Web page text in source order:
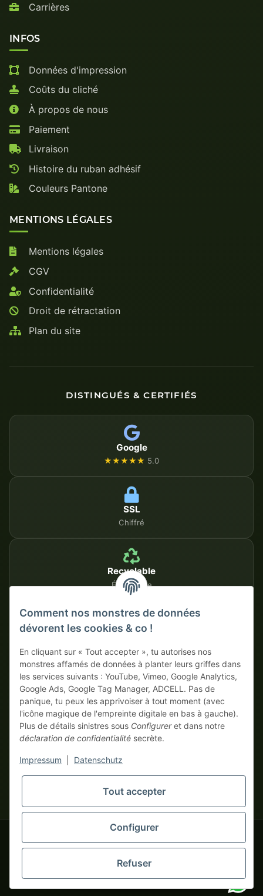
Carrières
INFOS
Données d'impression
Coûts du cliché
À propos de nous
Paiement
Livraison
Histoire du ruban adhésif
Couleurs Pantone
MENTIONS LÉGALES
Mentions légales
CGV
Confidentialité
Droit de rétractation
Plan du site
DISTINGUÉS & CERTIFIÉS
Google
★★★★★ 5.0
SSL
Chiffré
Recyclable
Écologique
MÉTHODES DE PAIEMENT SÉCURISÉES
Sur facture Paiement anticipé avec escompte
vrais monstres business commandent ! Vente uniquement aux
entrepreneurs (§ 14 BGB), aucun client particulier (§ 13 BGB).
Les prix en devises étrangères sont indicatifs et se basent sur le
taux de change actuel. La devise contractuelle est l'euro (EUR).
© 2020-2026 tapemonster - Tous droits réservés. Design by
Des milliers de clients satisfaits depuis 2020
Comment nos monstres de données
dévorent les cookies & co !
En cliquant sur « Tout accepter », tu autorises nos
monstres affamés de données à planter leurs griffes dans
les services suivants : YouTube, Vimeo, Google Analytics,
Google Ads, Google Tag Manager, ADCELL. Pas de
panique, tu peux les apprivoiser à tout moment (avec
l'icône magique de l'empreinte digitale en bas à gauche).
Plus de détails sinistres sous Configureret dans notre
déclaration de confidentialité secrète.
Impressum Datenschutz
Tout accepter
Configurer
Refuser